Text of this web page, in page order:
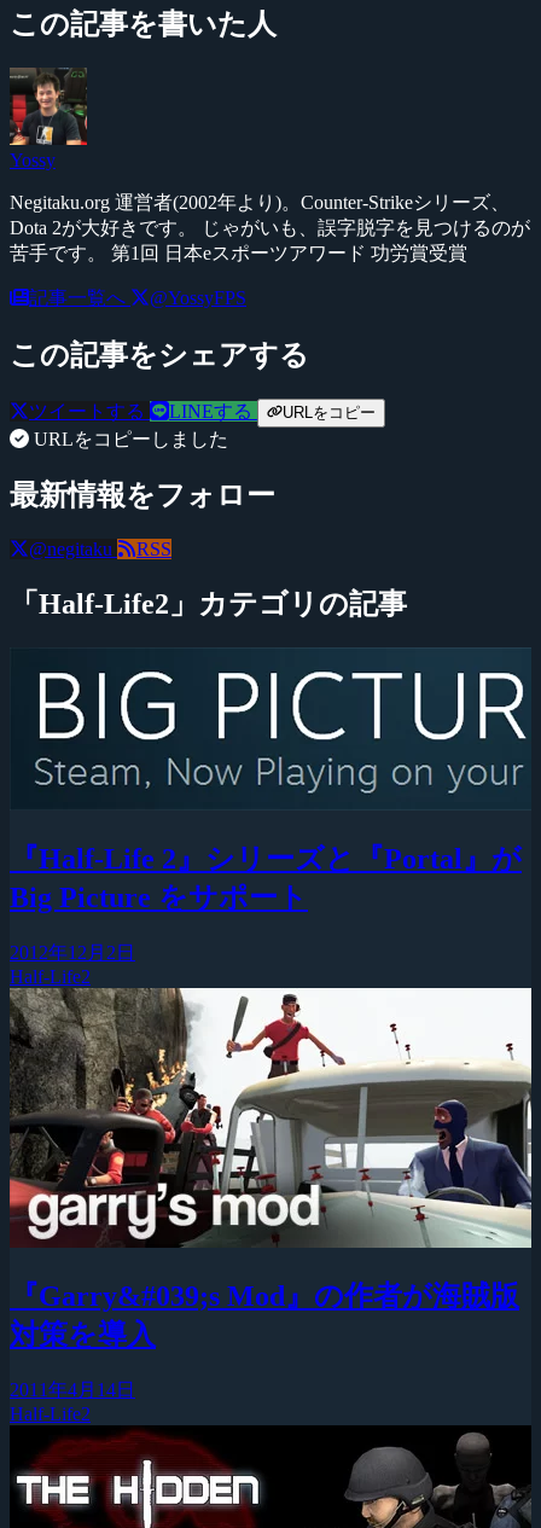
この記事を書いた人
Yossy
Negitaku.org 運営者(2002年より)。Counter-Strikeシリーズ、
Dota 2が大好きです。 じゃがいも、誤字脱字を見つけるのが
苦手です。 第1回 日本eスポーツアワード 功労賞受賞
記事一覧へ @YossyFPS
この記事をシェアする
ツイートする LINEする URLをコピー
URLをコピーしました
最新情報をフォロー
@negitaku RSS
「Half-Life2」カテゴリの記事
『Half-Life 2』シリーズと『Portal』が
Big Picture をサポート
2012年12月2日
Half-Life2
『Garry&#039;s Mod』の作者が海賊版
対策を導入
2011年4月14日
Half-Life2